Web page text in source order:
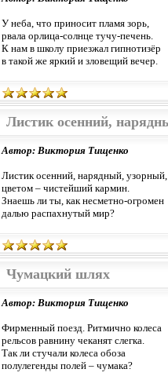
У неба, что приносит пламя зорь,
рвала орлица-солнце тучу-печень.
К нам в школу приезжал гипнотизёр
в такой же яркий и зловещий вечер.
Листик осенний,
Автор: Виктория Тищенко
Листик осенний, нарядный, узорный,
цветом – чистейший кармин.
Знаешь ли ты, как несметно-огромен
далью распахнутый мир?
Чумацкий шлях
Автор: Виктория Тищенко
Фирменный поезд. Ритмично колеса
рельсов равнину чеканят слегка.
Так ли стучали колеса обоза
полулегенды полей – чумака?